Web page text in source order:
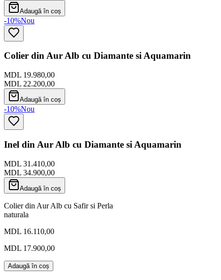
Adaugă în coș
-10%Nou
Colier din Aur Alb cu Diamante si Aquamarin
MDL 19.980,00
MDL 22.200,00
Adaugă în coș
-10%Nou
Inel din Aur Alb cu Diamante si Aquamarin
MDL 31.410,00
MDL 34.900,00
Adaugă în coș
Colier din Aur Alb cu Safir si Perla
naturala
MDL 16.110,00
MDL 17.900,00
Adaugă în coș